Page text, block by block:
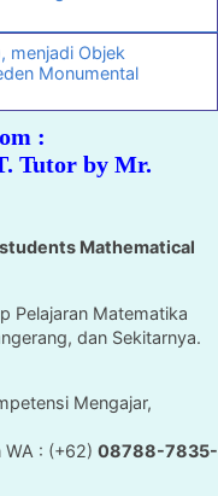
menjadi Objek
Monumental
:
Tutor by Mr.
Mathematical
Pelajaran Matematika
dan Sekitarnya.
Mengajar,
WA : (+62) 08788-7835-